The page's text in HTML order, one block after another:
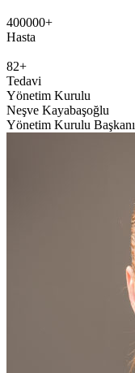
400000+
Hasta
82+
Tedavi
Yönetim Kurulu
Neşve Kayabaşoğlu
Yönetim Kurulu Başkanı